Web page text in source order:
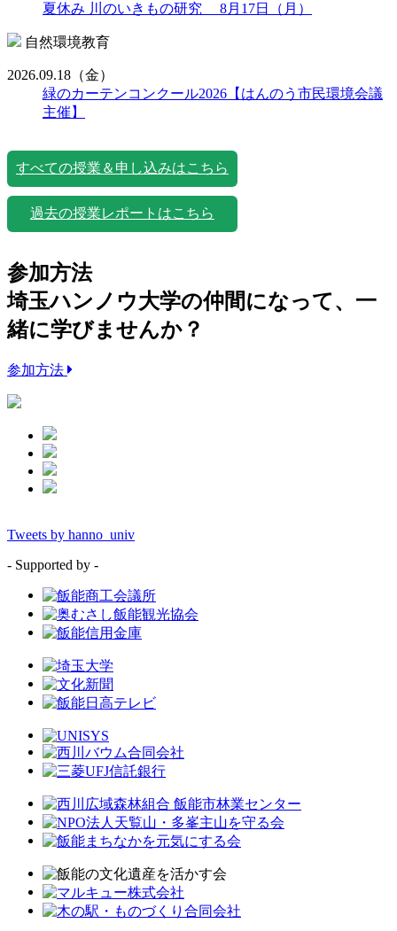
夏休み 川のいきもの研究 8月17日（月）
自然環境教育
2026.09.18 （金）
緑のカーテンコンクール2026【はんのう市民環境会議
主催】
すべての授業＆申し込みはこちら
過去の授業レポートはこちら
参加方法
埼玉ハンノウ大学の仲間になって、一
緒に学びませんか？
参加方法
Tweets by hanno_univ
- Supported by -